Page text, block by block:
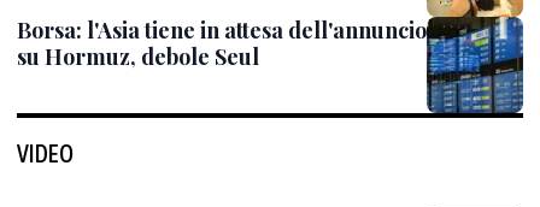
Borsa: l'Asia tiene in attesa dell'annuncio
su Hormuz, debole Seul
VIDEO